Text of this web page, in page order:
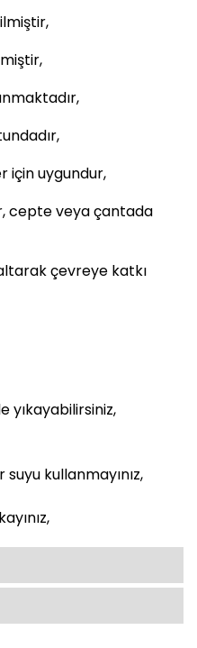
için uygundur,
cepte veya çantada
çevreye katkı
yıkayabilirsiniz,
kullanmayınız,